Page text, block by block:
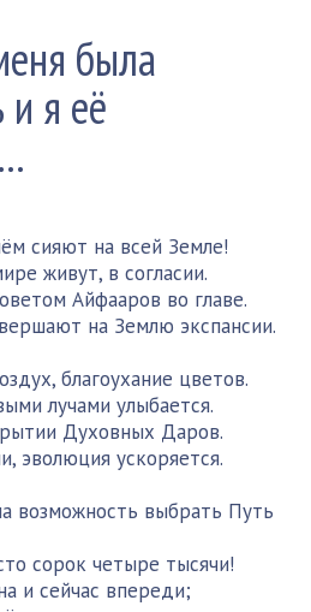
была
я её
сияют на всей Земле!
живут, в согласии.
Айфааров во главе.
на Землю экспансии.
благоухание цветов.
лучами улыбается.
Духовных Даров.
эволюция ускоряется.
возможность выбрать Путь
сорок четыре тысячи!
и сейчас впереди;